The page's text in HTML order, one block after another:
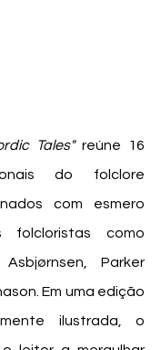
Tales" reúne 16
do folclore
com esmero
folcloristas como
Parker
Em uma edição
ilustrada, o